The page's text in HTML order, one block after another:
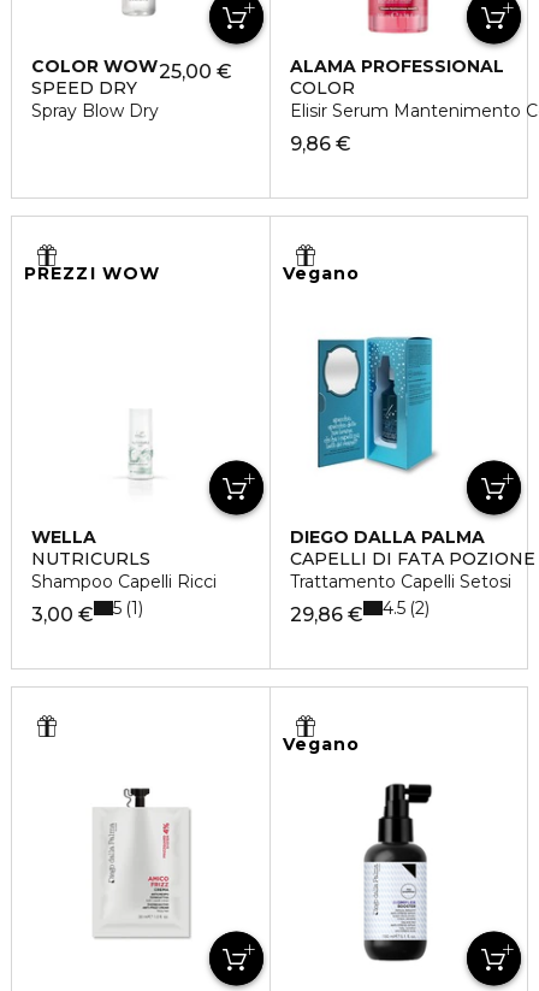
COLOR WOW
SPEED DRY
Spray Blow Dry
25,00 €
ALAMA PROFESSIONAL
COLOR
Elisir Serum Mantenimento
9,86 €
PREZZI WOW
WELLA
NUTRICURLS
Shampoo Capelli Ricci
3,00 € 5 1
Vegano
DIEGO DALLA PALMA
CAPELLI DI FATA
Trattamento Capelli Setosi
29,86 € 4.5 2
Vegano